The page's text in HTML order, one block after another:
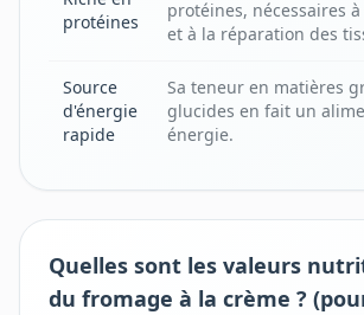
protéines
protéines, nécessaires
et à la réparation des
Source
d'énergie
rapide
Sa teneur en matières
glucides en fait un
énergie.
Quelles sont les valeurs
du fromage à la crème ?